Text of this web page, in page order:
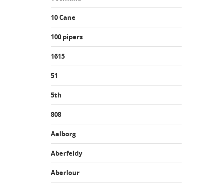
10 Cane
100 pipers
1615
51
5th
808
Aalborg
Aberfeldy
Aberlour